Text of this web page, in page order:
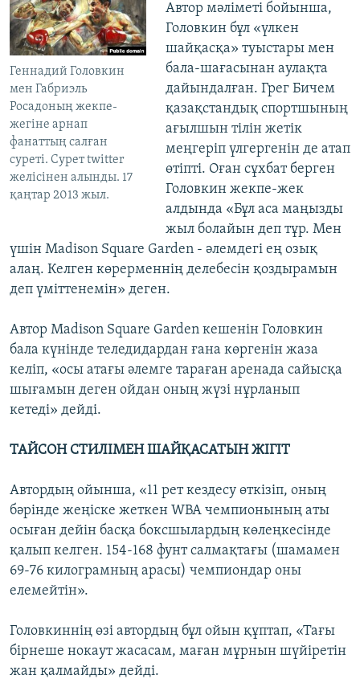
Геннадий Головкин
мен Габриэль
Росадоның жекпе-
жегіне арнап
фанаттың салған
суреті. Сурет twitter
желісінен алынды. 17
қаңтар 2013 жыл.
Автор мәліметі бойынша,
Головкин бұл «үлкен
шайқасқа» туыстары мен
бала-шағасынан аулақта
дайындалған. Грег Бичем
қазақстандық спортшының
ағылшын тілін жетік
меңгеріп үлгергенін де атап
өтіпті. Оған сұхбат берген
Головкин жекпе-жек
алдында «Бұл аса маңызды
жыл болайын деп тұр. Мен
үшін Madison Square Garden - әлемдегі ең озық
алаң. Келген көрерменнің делебесін қоздырамын
деп үміттенемін» деген.
Автор Madison Square Garden кешенін Головкин
бала күнінде теледидардан ғана көргенін жаза
келіп, «осы атағы әлемге тараған аренада сайысқа
шығамын деген ойдан оның жүзі нұрланып
кетеді» дейді.
ТАЙСОН СТИЛІМЕН ШАЙҚАСАТЫН ЖІГІТ
Автордың ойынша, «11 рет кездесу өткізіп, оның
бәрінде жеңіске жеткен WBA чемпионының аты
осыған дейін басқа боксшылардың көлеңкесінде
қалып келген. 154-168 фунт салмақтағы (шамамен
69-76 килограмның арасы) чемпиондар оны
елемейтін».
Головкиннің өзі автордың бұл ойын құптап, «Тағы
бірнеше нокаут жасасам, маған мұрнын шүйіретін
жан қалмайды» дейді.